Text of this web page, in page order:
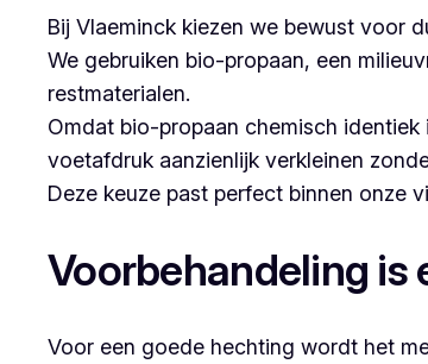
Bij Vlaeminck kiezen we bewust voor
We gebruiken bio-propaan, een
restmaterialen.
Omdat bio-propaan chemisch
voetafdruk aanzienlijk verkleinen
Deze keuze past perfect binnen onze
Voorbehandeling is
Voor een goede hechting wordt het